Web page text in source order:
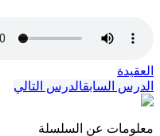
العقيدة
الدرس السابقالدرس التالي
معلومات عن السلسلة